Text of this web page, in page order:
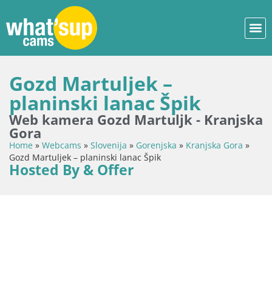
Gozd Martuljek –
planinski lanac Špik
Web kamera Gozd Martuljk - Kranjska
Gora
Home » Webcams » Slovenija » Gorenjska » Kranjska Gora »
Gozd Martuljek – planinski lanac Špik
Hosted By & Offer